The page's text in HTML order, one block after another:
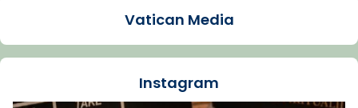
La Carmina va patir depressió. Fa gairebé
dos mesos, a l'Estadi Lluís Companys, la
Vatican Media
Instagram